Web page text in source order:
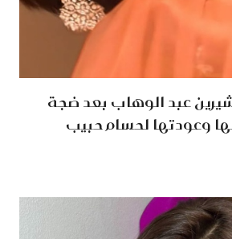
عبد الوهاب بعد ضجة
وعودتها لحسام حبيب